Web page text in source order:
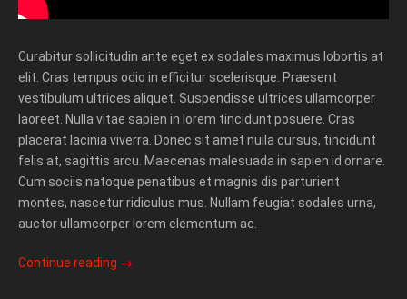
Curabitur sollicitudin ante eget ex sodales maximus lobortis at
elit. Cras tempus odio in efficitur scelerisque. Praesent
vestibulum ultrices aliquet. Suspendisse ultrices ullamcorper
laoreet. Nulla vitae sapien in lorem tincidunt posuere. Cras
placerat lacinia viverra. Donec sit amet nulla cursus, tincidunt
felis at, sagittis arcu. Maecenas malesuada in sapien id ornare.
Cum sociis natoque penatibus et magnis dis parturient
montes, nascetur ridiculus mus. Nullam feugiat sodales urna,
auctor ullamcorper lorem elementum ac.
Continue reading →